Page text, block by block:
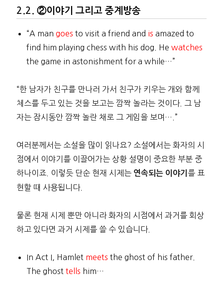
②이야기 그리고 중계방송
“A man goes to visit a friend and is amazed to
find him playing chess with his dog. He watches
the game in astonishment for a while…”
“한 남자가 친구를 만나러 가서 친구가 키우는 개와 함께
체스를 두고 있는 것을 보고는 깜짝 놀라는 것이다. 그 남
자는 잠시동안 깜짝 놀란 채로 그 게임을 보며….”
여러분께서는 소설을 많이 읽나요? 소설에서는 화자의 시
점에서 이야기를 이끌어가는 상황 설명이 중요한 부분 중
하나이죠. 이렇듯 단순 현재 시제는 연속되는 이야기 를 표
현할 때 사용됩니다.
물론 현재 시제 뿐만 아니라 화자의 시점에서 과거를 회상
하고 있다면 과거 시제를 쓸 수 있습니다.
In Act I, Hamlet meets the ghost of his father.
The ghost tells him…